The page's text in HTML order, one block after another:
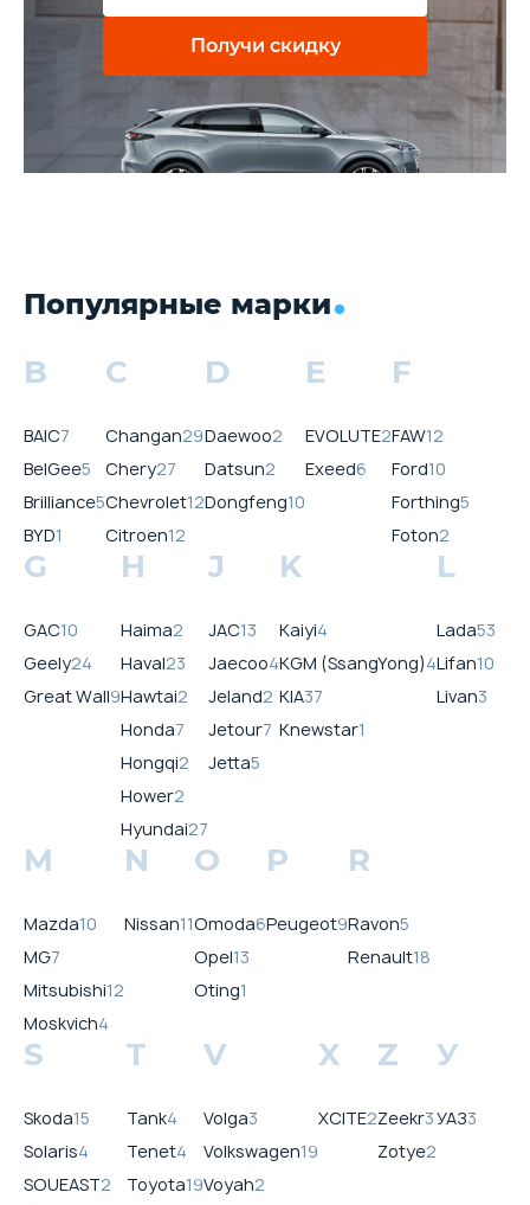
Получи скидку
Популярные марки
B
BAIC7
BelGee5
Brilliance5
BYD1
C
Changan29
Chery27
Chevrolet12
Citroen12
D
Daewoo2
Datsun2
Dongfeng10
E
EVOLUTE2
Exeed6
F
FAW12
Ford10
Forthing5
Foton2
G
GAC10
Geely24
Great Wall9
H
Haima2
Haval23
Hawtai2
Honda7
Hongqi2
Hower2
Hyundai27
J
JAC13
Jaecoo4
Jeland2
Jetour7
Jetta5
K
Kaiyi4
KGM (SsangYong)4
KIA37
Knewstar1
L
Lada53
Lifan10
Livan3
M
Mazda10
MG7
Mitsubishi12
Moskvich4
N
Nissan11
O
Omoda6
Opel13
Oting1
P
Peugeot9
R
Ravon5
Renault18
S
Skoda15
Solaris4
SOUEAST2
T
Tank4
Tenet4
Toyota19
V
Volga3
Volkswagen19
Voyah2
X
XCITE2
Z
Zeekr3
Zotye2
У
УАЗ3